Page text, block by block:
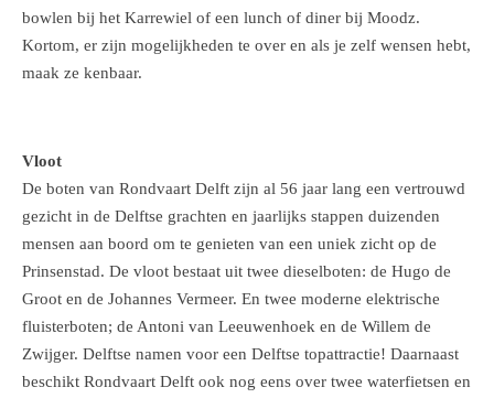
bowlen bij het Karrewiel of een lunch of diner bij Moodz.
Kortom, er zijn mogelijkheden te over en als je zelf wensen hebt,
maak ze kenbaar.
Vloot
De boten van Rondvaart Delft zijn al 56 jaar lang een vertrouwd
gezicht in de Delftse grachten en jaarlijks stappen duizenden
mensen aan boord om te genieten van een uniek zicht op de
Prinsenstad. De vloot bestaat uit twee dieselboten: de Hugo de
Groot en de Johannes Vermeer. En twee moderne elektrische
fluisterboten; de Antoni van Leeuwenhoek en de Willem de
Zwijger. Delftse namen voor een Delftse topattractie! Daarnaast
beschikt Rondvaart Delft ook nog eens over twee waterfietsen en